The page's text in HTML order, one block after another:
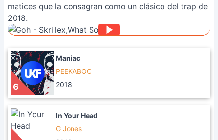
matices que la consagran como un clásico del trap de
2018.
6
Maniac
PEEKABOO
2018
In Your Head
G Jones